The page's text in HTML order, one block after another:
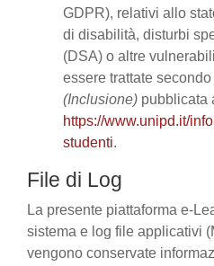
GDPR), relativi allo
di disabilità, disturbi
(DSA) o altre
essere trattate secondo
(Inclusione) pubblicata
https://www.unipd.it/
studenti.
File di Log
La presente piattaforma e-
sistema e log file applicativi
vengono conservate